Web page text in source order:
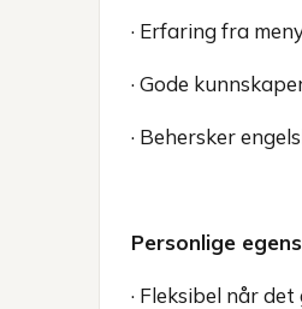
· Erfaring fra
· Gode
· Behersker
Personlige
· Fleksibel når